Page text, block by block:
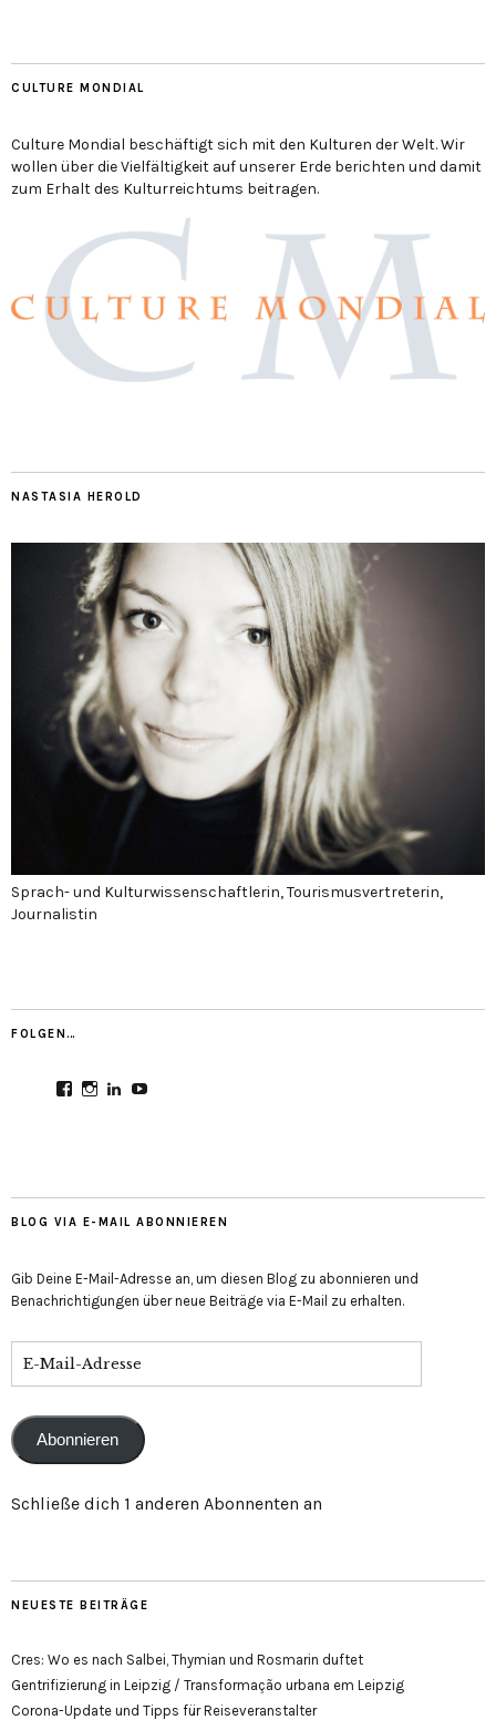
CULTURE MONDIAL
Culture Mondial beschäftigt sich mit den Kulturen der Welt. Wir
wollen über die Vielfältigkeit auf unserer Erde berichten und damit
zum Erhalt des Kulturreichtums beitragen.
NASTASIA HEROLD
Sprach- und Kulturwissenschaftlerin, Tourismusvertreterin,
Journalistin
FOLGEN…
ProfilProfilProfil
LinkedIn
Profil
BLOG VIA E-MAIL ABONNIEREN
Gib Deine E-Mail-Adresse an, um diesen Blog zu abonnieren und
Benachrichtigungen über neue Beiträge via E-Mail zu erhalten.
Mail-
Abonnieren
Schließe dich 1 anderen Abonnenten an
NEUESTE BEITRÄGE
Cres: Wo es nach Salbei, Thymian und Rosmarin duftet
Gentrifizierung in Leipzig / Transformação urbana em Leipzig
Corona-Update und Tipps für Reiseveranstalter